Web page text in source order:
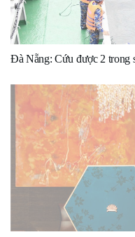
Đà Nẵng: Cứu được 2 trong